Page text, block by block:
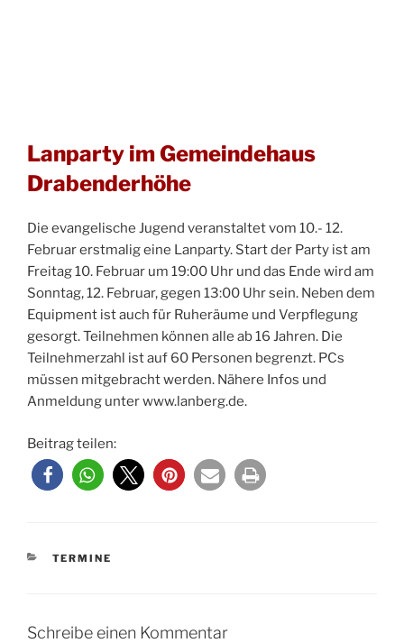
Lanparty im Gemeindehaus
Drabenderhöhe
Die evangelische Jugend veranstaltet vom 10.- 12.
Februar erstmalig eine Lanparty. Start der Party ist am
Freitag 10. Februar um 19:00 Uhr und das Ende wird am
Sonntag, 12. Februar, gegen 13:00 Uhr sein. Neben dem
Equipment ist auch für Ruheräume und Verpflegung
gesorgt. Teilnehmen können alle ab 16 Jahren. Die
Teilnehmerzahl ist auf 60 Personen begrenzt. PCs
müssen mitgebracht werden. Nähere Infos und
Anmeldung unter www.lanberg.de.
Beitrag teilen:
KATEGORIEN
TERMINE
Schreibe einen Kommentar